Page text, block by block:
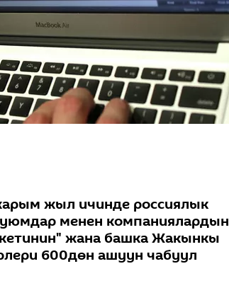
жыл ичинде россиялык
менен компаниялардын
жана башка Жакынкы
600дөн ашуун чабуул